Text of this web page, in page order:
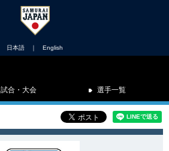
日本語 ｜ English
試合・大会 選手一覧